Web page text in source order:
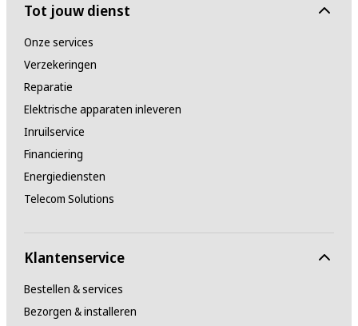
Tot jouw dienst
Onze services
Verzekeringen
Reparatie
Elektrische apparaten inleveren
Inruilservice
Financiering
Energiediensten
Telecom Solutions
Klantenservice
Bestellen & services
Bezorgen & installeren